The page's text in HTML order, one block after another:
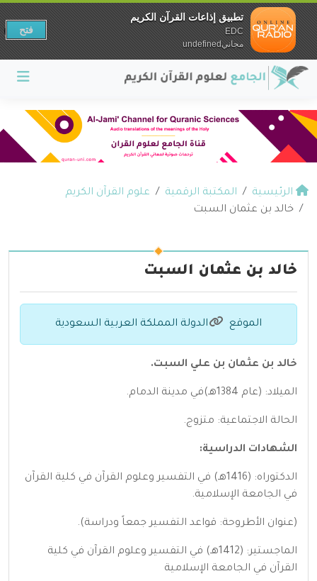
الرئيسية المكتبة الرقمية
علوم القرآن الكريم
خالد بن عثمان السبت
خالد بن عثمان السبت
الموقع الدولة المملكة العربية السعودية
خالد بن عثمان بن علي السبت.
الميلاد: (عام 1384هـ)في مدينة الدمام.
الحالة الاجتماعية: متزوج.
الشهادات الدراسية:
الدكتوراه: (1416هـ) في التفسير وعلوم القرآن في كلية القرآن
في الجامعة الإسلامية.
(عنوان الأطروحة: قواعد التفسير جمعاً ودراسة).
الماجستير: (1412هـ) في التفسير وعلوم القرآن في كلية
القرآن في الجامعة الإسلامية
تطبيق إذاعات القرآن الكريم
EDC
مجانيundefined
فتح